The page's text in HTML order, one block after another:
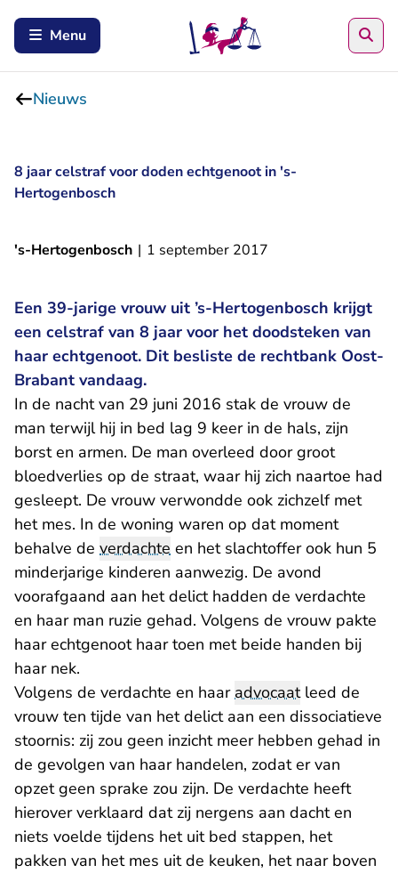
Menu
Nieuws
8 jaar celstraf voor doden echtgenoot in 's-
Hertogenbosch
's-Hertogenbosch | 1 september 2017
Een 39-jarige vrouw uit ’s-Hertogenbosch krijgt
een celstraf van 8 jaar voor het doodsteken van
haar echtgenoot. Dit besliste de rechtbank Oost-
Brabant vandaag.
In de nacht van 29 juni 2016 stak de vrouw de
man terwijl hij in bed lag 9 keer in de hals, zijn
borst en armen. De man overleed door groot
bloedverlies op de straat, waar hij zich naartoe had
gesleept. De vrouw verwondde ook zichzelf met
het mes. In de woning waren op dat moment
behalve de verdachte en het slachtoffer ook hun 5
minderjarige kinderen aanwezig. De avond
voorafgaand aan het delict hadden de verdachte
en haar man ruzie gehad. Volgens de vrouw pakte
haar echtgenoot haar toen met beide handen bij
haar nek.
Volgens de verdachte en haaradvocaatleed de
vrouw ten tijde van het delict aan een dissociatieve
stoornis: zij zou geen inzicht meer hebben gehad in
de gevolgen van haar handelen, zodat er van
opzet geen sprake zou zijn. De verdachte heeft
hierover verklaard dat zij nergens aan dacht en
niets voelde tijdens het uit bed stappen, het
pakken van het mes uit de keuken, het naar boven